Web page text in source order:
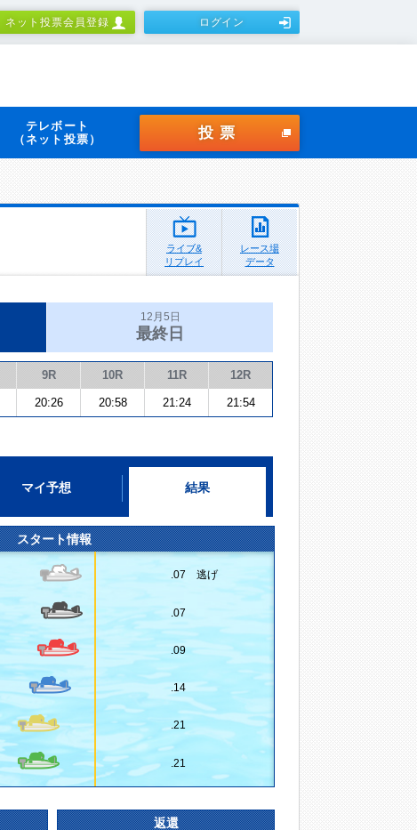
ネット投票会員登録 ログイン
テレボート
（ネット投票）
投票
ライブ&
リプレイ
レース場
データ
12月5日
最終日
9R 10R 11R 12R
20:26 20:58 21:24 21:54
マイ予想 結果
スタート情報
.07 逃げ
.07
.09
.14
.21
.21
返還